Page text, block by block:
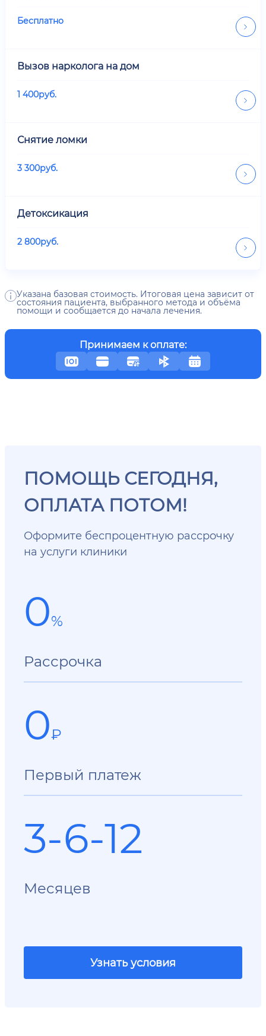
Бесплатно
Вызов нарколога на дом
1 400руб.
Снятие ломки
3 300руб.
Детоксикация
2 800руб.
Указана базовая стоимость. Итоговая цена зависит от
состояния пациента, выбранного метода и объёма
помощи и сообщается до начала лечения.
Принимаем к оплате:
ПОМОЩЬ СЕГОДНЯ,
ОПЛАТА ПОТОМ!
Оформите беспроцентную рассрочку
на услуги клиники
0%
Рассрочка
0₽
Первый платеж
3-6-12
Месяцев
Узнать условия